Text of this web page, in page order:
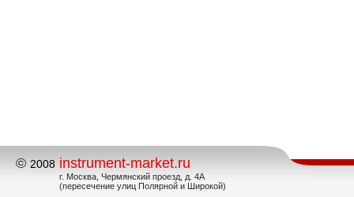
© 2008 instrument-market.ru
г. Москва, Чермянский проезд, д. 4А
(пересечение улиц Полярной и Широкой)